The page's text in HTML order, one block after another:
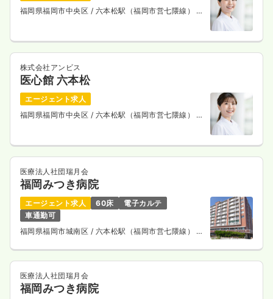
福岡県福岡市中央区 / 六本松駅（福岡市営七隈線） 徒
株式会社アンビス
医心館 六本松
エージェント求人
福岡県福岡市中央区 / 六本松駅（福岡市営七隈線） 徒
医療法人社団瑞月会
福岡みつき病院
エージェント求人 60床
電子カルテ
車通勤可
福岡県福岡市城南区 / 六本松駅（福岡市営七隈線） 徒
医療法人社団瑞月会
福岡みつき病院